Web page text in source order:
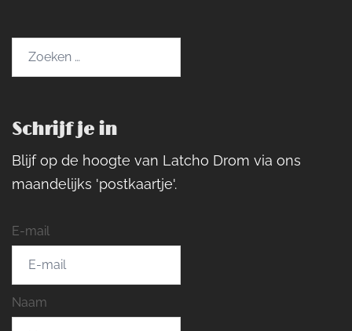
Schrijf je in
Blijf op de hoogte van Latcho Drom via ons
maandelijks 'postkaartje'.
E-mail
Naam